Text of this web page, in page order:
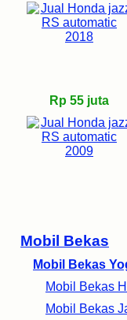
Mobil Bekas
Mobil Bekas
Mobil Bekas
Mobil Bekas
Rp 55 juta